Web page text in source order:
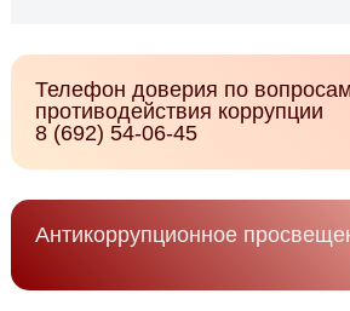
Телефон доверия по
противодействия коррупции
8 (692) 54-06-45
Антикоррупционное